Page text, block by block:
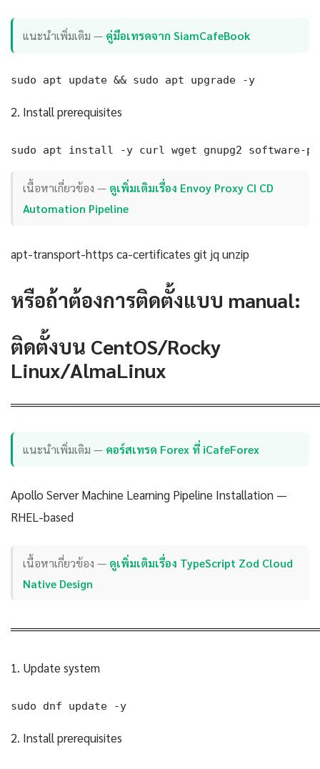
แนะนำเพิ่มเติม — คู่มือเทรดจาก SiamCafeBook
sudo apt update && sudo apt upgrade -y
2. Install prerequisites
sudo apt install -y curl wget gnupg2 software-
เนื้อหาเกี่ยวข้อง — ดูเพิ่มเติมเรื่อง Envoy Proxy CI CD
Automation Pipeline
apt-transport-https ca-certificates git jq unzip
หรือถ้าต้องการติดตั้งแบบ manual:
ติดตั้งบน CentOS/Rocky
Linux/AlmaLinux
แนะนำเพิ่มเติม — คอร์สเทรด Forex ที่ iCafeForex
Apollo Server Machine Learning Pipeline Installation —
RHEL-based
เนื้อหาเกี่ยวข้อง — ดูเพิ่มเติมเรื่อง TypeScript Zod Cloud
Native Design
1. Update system
sudo dnf update -y
2. Install prerequisites